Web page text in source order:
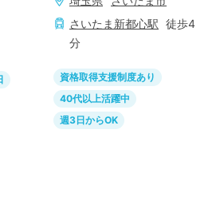
さいたま新都心駅 徒歩4
分
資格取得支援制度あり
40代以上活躍中
週3日からOK